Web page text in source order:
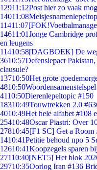
12911:12Post hier zo vaak
14011:08
11411:07
14611:01Jonge Cambridge
en leugens
11410:58[DAGBOEK] De
3610:57Defensiepact
clausule?
13710:50Het grote
4810:50
4110:50Dierenlepeltopic #150
18310:49Touwtrekken 2.0
4010:49Het hele alfabet #108
25410:48Oscar Piastri: Over
27810:45[F1 SC] Get a Room
1410:41Petitie behoud npo 5
12610:41Koopzegels sparen
27110:40[NET5] Het blok
29710:35Oorlog Iran #136